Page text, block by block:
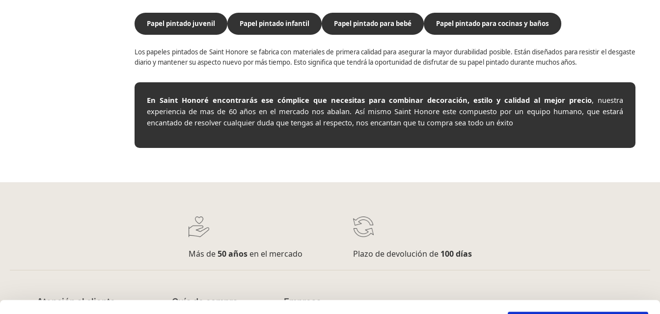
Papel pintado juvenil Papel pintado infantil Papel pintado para bebé Papel pintado para cocinas y baños
Los papeles pintados de Saint Honore se fabrica con materiales de primera calidad para asegurar la mayor durabilidad posible. Están diseñados para resistir el desgaste
diario y mantener su aspecto nuevo por más tiempo. Esto significa que tendrá la oportunidad de disfrutar de su papel pintado durante muchos años.
En Saint Honoré encontrarás ese cómplice que necesitas para combinar decoración, estilo y calidad al mejor precio, nuestra
experiencia de mas de 60 años en el mercado nos abalan. Así mismo Saint Honore este compuesto por un equipo humano, que estará
encantado de resolver cualquier duda que tengas al respecto, nos encantan que tu compra sea todo un éxito
Más de50 añosen el mercado Plazo de devolución de 100 días
Atención al cliente Guía de compra Empresa